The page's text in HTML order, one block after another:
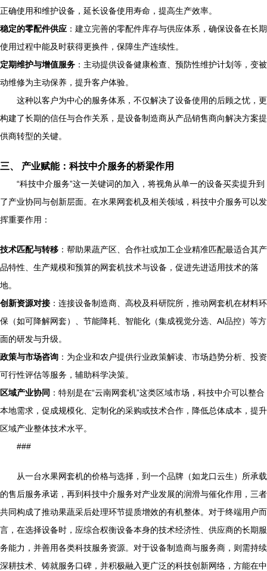
正确使用和维护设备，延长设备使用寿命，提高生产效率。
稳定的零配件供应 ：建立完善的零配件库存与供应体系，确保设备在长期
使用过程中能及时获得更换件，保障生产连续性。
定期维护与增值服务 ：主动提供设备健康检查、预防性维护计划等，变被
动维修为主动保养，提升客户体验。
这种以客户为中心的服务体系，不仅解决了设备使用的后顾之忧，更
构建了长期的信任与合作关系，是设备制造商从产品销售商向解决方案提
供商转型的关键。
三、 产业赋能：科技中介服务的桥梁作用
“科技中介服务”这一关键词的加入，将视角从单一的设备买卖提升到
了产业协同与创新层面。在水果网套机及相关领域，科技中介服务可以发
挥重要作用：
技术匹配与转移 ：帮助果蔬产区、合作社或加工企业精准匹配最适合其产
品特性、生产规模和预算的网套机技术与设备，促进先进适用技术的落
地。
创新资源对接 ：连接设备制造商、高校及科研院所，推动网套机在材料环
保（如可降解网套）、节能降耗、智能化（集成视觉分选、AI品控）等方
面的研发与升级。
政策与市场咨询 ：为企业和农户提供行业政策解读、市场趋势分析、投资
可行性评估等服务，辅助科学决策。
区域产业协同 ：特别是在“云南网套机”这类区域市场，科技中介可以整合
本地需求，促成规模化、定制化的采购或技术合作，降低总体成本，提升
区域产业整体技术水平。
###
从一台水果网套机的价格与选择，到一个品牌（如龙口云生）所承载
的售后服务承诺，再到科技中介服务对产业发展的润滑与催化作用，三者
共同构成了推动果蔬采后处理环节提质增效的有机整体。对于终端用户而
言，在选择设备时，应综合权衡设备本身的技术经济性、供应商的长期服
务能力，并善用各类科技服务资源。对于设备制造商与服务商，则需持续
深耕技术、铸就服务口碑，并积极融入更广泛的科技创新网络，方能在中